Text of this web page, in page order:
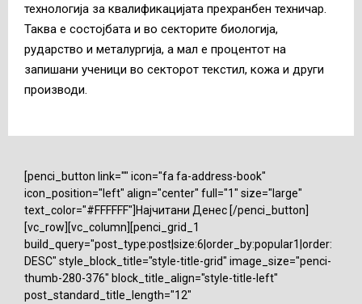
технологија за квалификацијата прехранбен техничар.
Таква е состојбата и во секторите биологија,
рударство и металургија, а мал е процентот на
запишани ученици во секторот текстил, кожа и други
производи.
[penci_button link="" icon="fa fa-address-book"
icon_position="left" align="center" full="1" size="large"
text_color="#FFFFFF"]Најчитани Денес [/penci_button]
[vc_row][vc_column][penci_grid_1
build_query="post_type:post|size:6|order_by:popular1|order:
DESC" style_block_title="style-title-grid" image_size="penci-
thumb-280-376" block_title_align="style-title-left"
post_standard_title_length="12"